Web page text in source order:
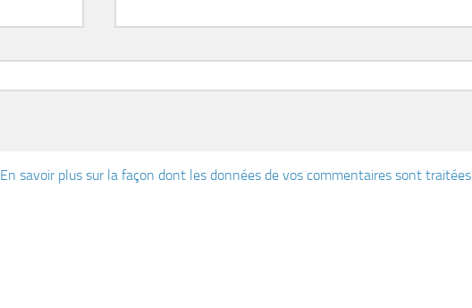
En savoir plus sur la façon dont les données de vos commentaires sont traitées